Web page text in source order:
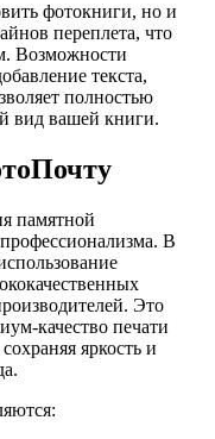
фотокниги, но и
переплета, что
Возможности
текста,
полностью
вид вашей книги.
памятной
В
Это
качество печати
яркость и